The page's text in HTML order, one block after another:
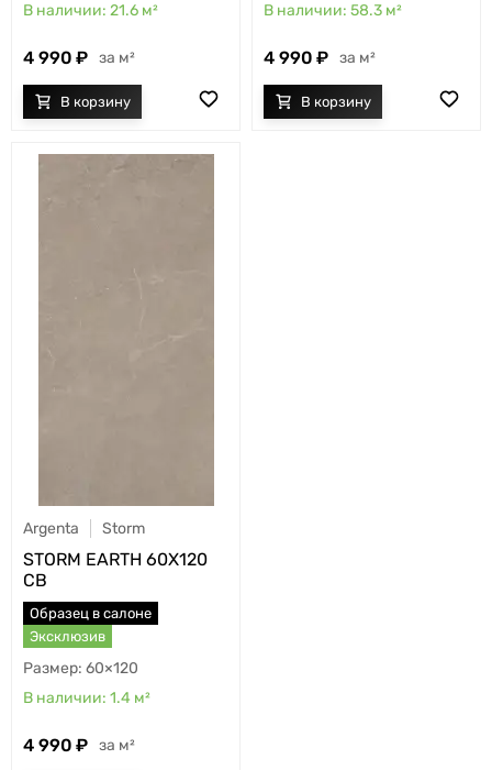
21.6 м²
4 990 м²
58.3 м²
4 990 м²
Argenta Storm
STORM EARTH 60X120
CB
Образец в салоне
Эксклюзив
60×120
1.4 м²
4 990 м²